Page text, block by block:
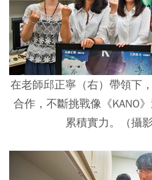
在老師邱正寧（右）帶領下
合作，不斷挑戰像《KANO
累積實力。（攝